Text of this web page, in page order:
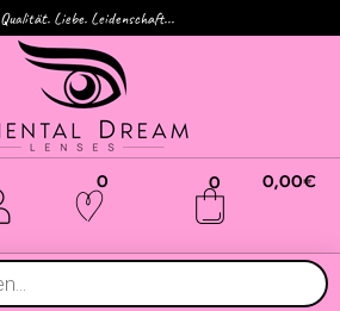
Qualität. Liebe. Leidenschaft...
0 0 0,00€